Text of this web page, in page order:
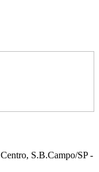
Centro, S.B.Campo/SP -